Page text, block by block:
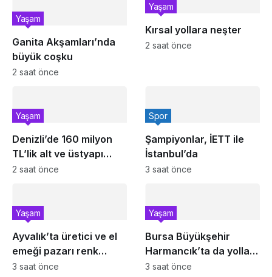
Ganita Akşamları’nda
büyük coşku
Yaşam
2 saat önce
Kırsal yollara neşter
Yaşam
2 saat önce
Denizli’de 160 milyon
TL’lik alt ve üstyapı
yatırımı
Yaşam
2 saat önce
Şampiyonlar, İETT ile
İstanbul’da
Spor
3 saat önce
Ayvalık’ta üretici ve el
emeği pazarı renk
katıyor
Yaşam
3 saat önce
Bursa Büyükşehir
Harmancık’ta da yolları
yeniliyor
Yaşam
3 saat önce